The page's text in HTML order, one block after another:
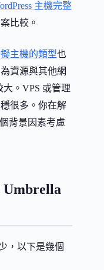
主機完整
比較。
主機的類型也
資源與其他網
大。VPS 或管理
很多。你在解
背景因素考慮
Umbrella
，以下是幾個